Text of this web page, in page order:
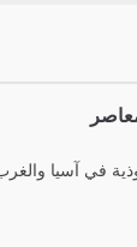
في آسيا